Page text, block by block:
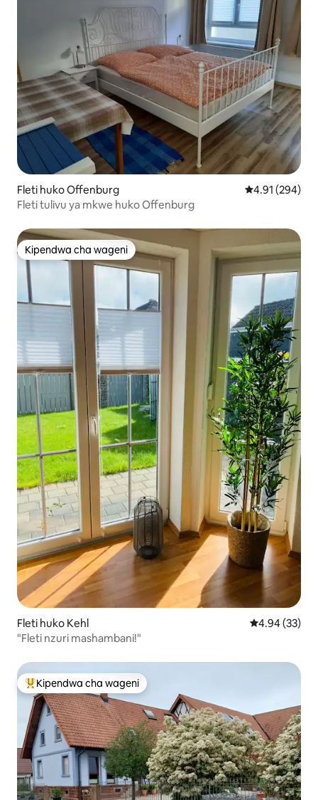
Fleti huko Offenburg Ukadiriaji wa
4.91 (294)
Fleti tulivu ya mkwe huko Offenburg
Kipendwa cha wageni
Kipendwa cha wageni
Fleti huko Kehl Ukadiriaji wa
4.94 (33)
"Fleti nzuri mashambani!"
Kipendwa maarufu cha wageni
Kipendwa cha wageni